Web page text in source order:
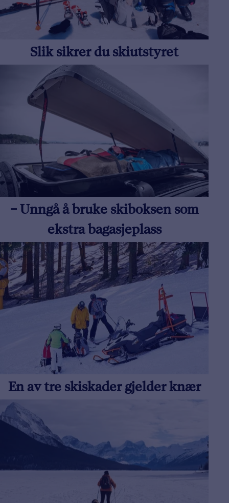
Slik sikrer du skiutstyret
– Unngå å bruke skiboksen som
ekstra bagasjeplass
En av tre skiskader gjelder knær